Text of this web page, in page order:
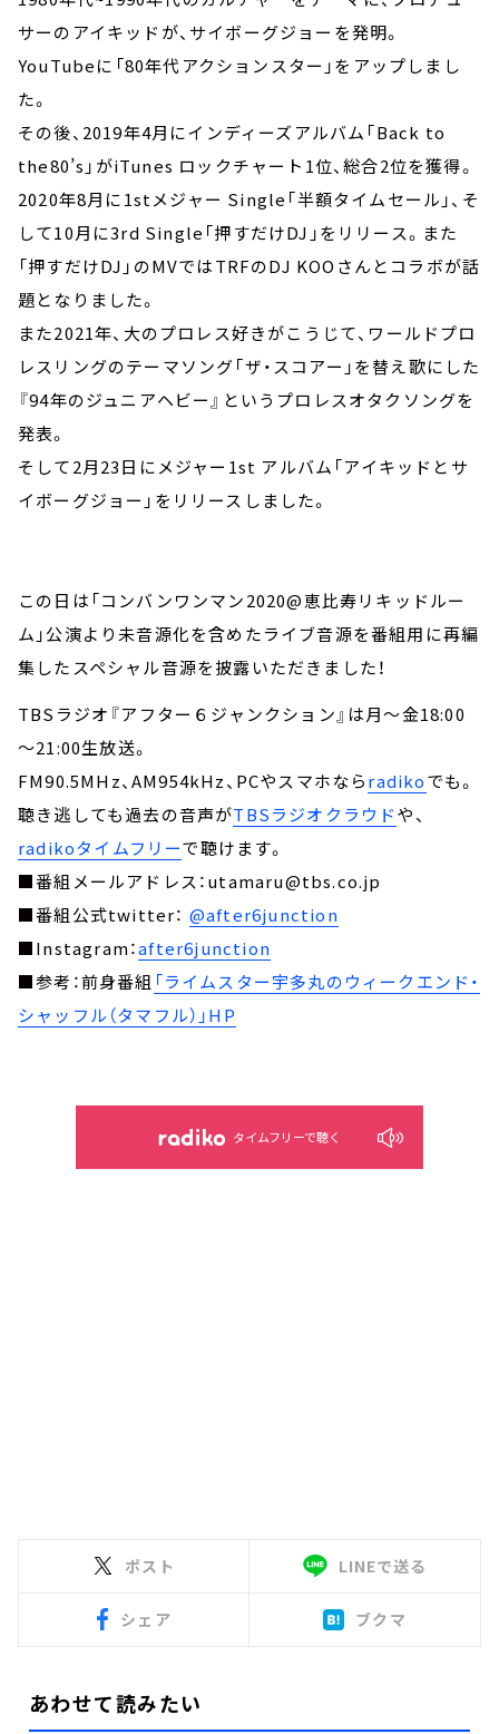
サーのアイキッドが、サイボーグジョーを発明。
YouTubeに「80年代アクションスター」をアップしまし
た。
その後、2019年4月にインディーズアルバム「Back to
the80’s」がiTunes ロックチャート1位、総合2位を獲得。
2020年8月に1stメジャー Single「半額タイムセール」、そ
して10月に3rd Single「押すだけDJ」をリリース。また
「押すだけDJ」のMVではTRFのDJ KOOさんとコラボが話
題となりました。
また2021年、大のプロレス好きがこうじて、ワールドプロ
レスリングのテーマソング「ザ・スコアー」を替え歌にした
『94年のジュニアヘビー』というプロレスオタクソングを
発表。
そして2月23日にメジャー1st アルバム「アイキッドとサ
イボーグジョー」をリリースしました。
この日は「コンバンワンマン2020@恵比寿リキッドルー
ム」公演より未音源化を含めたライブ音源を番組用に再編
集したスペシャル音源を披露いただきました！
TBSラジオ『アフター６ジャンクション』は月～金18:00
～21:00生放送。
FM90.5MHz、AM954kHz、PCやスマホならradikoでも。
聴き逃しても過去の音声がTBSラジオクラウドや、
radikoタイムフリーで聴けます。
■番組メールアドレス：utamaru@tbs.co.jp
■番組公式twitter： @after6junction
■Instagram：after6junction
■参考：前身番組 「ライムスター宇多丸のウィークエンド・
シャッフル（タマフル）」HP
タイムフリーで聴く
ポスト LINEで送る
シェア ブクマ
あわせて読みたい